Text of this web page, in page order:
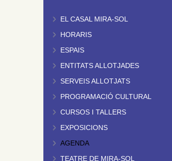
EL CASAL MIRA-SOL
HORARIS
ESPAIS
ENTITATS ALLOTJADES
SERVEIS ALLOTJATS
PROGRAMACIÓ CULTURAL
CURSOS I TALLERS
EXPOSICIONS
AGENDA
TEATRE DE MIRA-SOL